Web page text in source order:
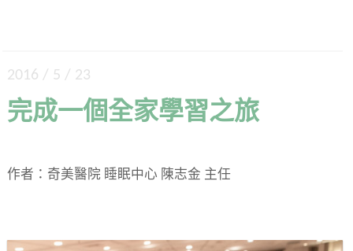
2016 / 5 / 23
完成一個全家學習之旅
作者：奇美醫院 睡眠中心 陳志金 主任